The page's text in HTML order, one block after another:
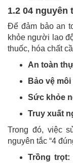
1.2 04 nguyên
Để đảm bảo an
khỏe người lao
thuốc, hóa chất
An toàn
Bảo vệ
Sức khỏe
Truy xuất
Trong đó, việc
nguyên tắc “4
Trồng trọt: